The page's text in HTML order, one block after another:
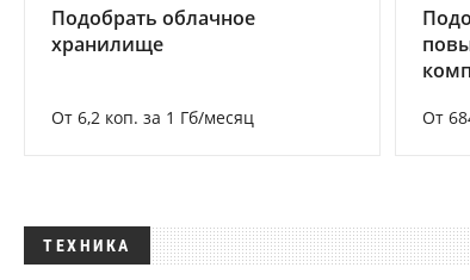
Подобрать облачное
хранилище
От 6,2 коп. за 1 Гб/месяц От
ТЕХНИКА